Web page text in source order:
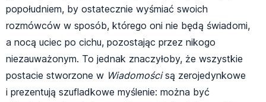
popołudniem, by ostatecznie wyśmiać swoich
rozmówców w sposób, którego oni nie będą świadomi,
a nocą uciec po cichu, pozostając przez nikogo
niezauważonym. To jednak znaczyłoby, że wszystkie
postacie stworzone w Wiadomościsą zerojedynkowe
i prezentują szufladkowe myślenie: można być